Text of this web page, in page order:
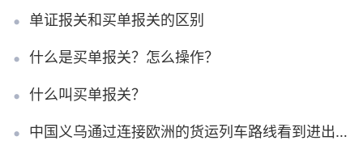
单证报关和买单报关的区别
什么是买单报关？怎么操作？
什么叫买单报关？
中国义乌通过连接欧洲的货运列车路线看到进出口激增